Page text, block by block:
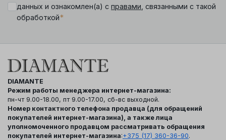
данных и ознакомлен(а) с правами , связанными с такой
обработкой*
DIAMANTE
Режим работы менеджера интернет-магазина:
пн-чт 9.00-18.00, пт 9.00-17.00, сб-вс выходной.
Номер контактного телефона продавца (для обращений
покупателей интернет-магазина), а также лица
уполномоченного продавцом рассматривать обращения
покупателей интернет-магазина:+375 (17) 360-36-90.